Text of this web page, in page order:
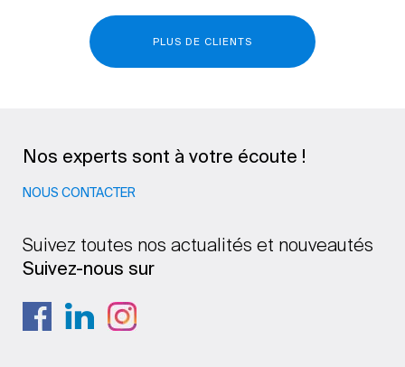
PLUS DE CLIENTS
Nos experts sont à votre écoute !
NOUS CONTACTER
Suivez toutes nos actualités et nouveautés
Suivez-nous sur